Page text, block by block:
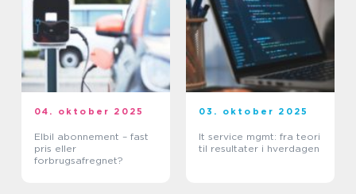
04. oktober 2025
Elbil abonnement – fast
pris eller
forbrugsafregnet?
03. oktober 2025
It service mgmt: fra teori
til resultater i hverdagen